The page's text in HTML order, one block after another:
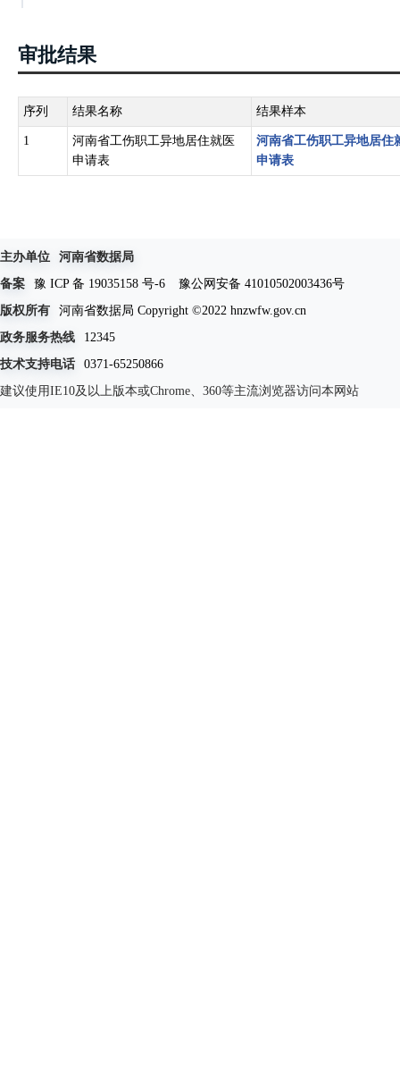
审批结果
序列 结果名称 结果样本
1
河南省工伤职工异地居住就医
申请表
河南省工伤职工异地居住
申请表
主办单位
河南省数据局
备案
豫 ICP 备 19035158 号-6
豫公网安备 41010502003436号
版权所有
河南省数据局 Copyright ©2022 hnzwfw.gov.cn
政务服务热线
12345
技术支持电话
0371-65250866
建议使用IE10及以上版本或Chrome、360等主流浏览器访问本网站